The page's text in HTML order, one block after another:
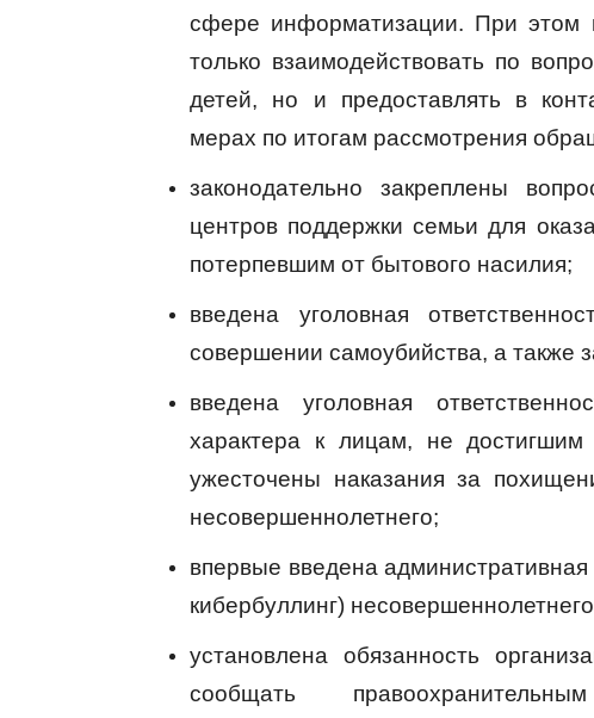
сфере информатизации. При этом
только взаимодействовать по
детей, но и предоставлять в
мерах по итогам рассмотрения
законодательно закреплены
центров поддержки семьи для
потерпевшим от бытового насилия;
введена уголовная
совершении самоубийства, а также
введена уголовная
характера к лицам, не достигшим
ужесточены наказания за
несовершеннолетнего;
впервые введена административная
кибербуллинг)
установлена обязанность
сообщать